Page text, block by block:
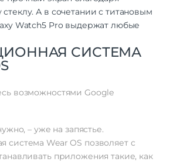
А в сочетании с титановым
Watch5 Pro выдержат любые
СИСТЕМА
возможностями Google
– уже на запястье.
система Wear OS позволяет с
приложения такие, как